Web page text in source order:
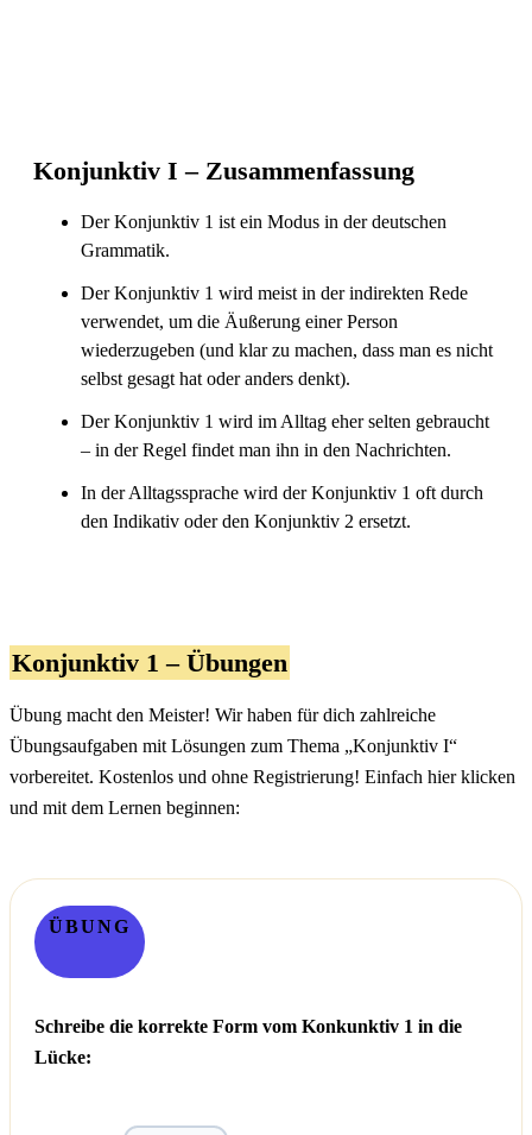
Konjunktiv I – Zusammenfassung
Der Konjunktiv 1 ist ein Modus in der deutschen
Grammatik.
Der Konjunktiv 1 wird meist in der indirekten Rede
verwendet, um die Äußerung einer Person
wiederzugeben (und klar zu machen, dass man es nicht
selbst gesagt hat oder anders denkt).
Der Konjunktiv 1 wird im Alltag eher selten gebraucht
– in der Regel findet man ihn in den Nachrichten.
In der Alltagssprache wird der Konjunktiv 1 oft durch
den Indikativ oder den Konjunktiv 2 ersetzt.
Konjunktiv 1 – Übungen
Übung macht den Meister! Wir haben für dich zahlreiche
Übungsaufgaben mit Lösungen zum Thema „Konjunktiv I“
vorbereitet. Kostenlos und ohne Registrierung! Einfach hier klicken
und mit dem Lernen beginnen:
ÜBUNG
Schreibe die korrekte Form vom Konkunktiv 1 in die
Lücke: